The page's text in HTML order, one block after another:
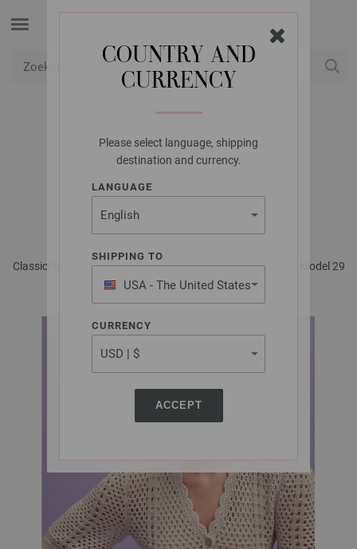
COUNTRY AND
CURRENCY
Please select language, shipping
destination and currency.
LANGUAGE
SHIPPING TO
USA - The United States
of America
CURRENCY
ACCEPT
LANA GROSSA
VESTJE ALTA MODA
COTOLANA
Classici No. 24 - Tijdschrift (DE) + Breibeschrijvingen (NL) | Model 29